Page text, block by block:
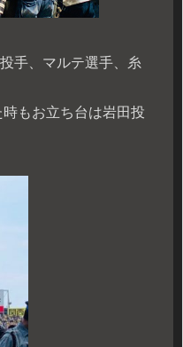
手、マルテ選手、糸
もお立ち台は岩田投